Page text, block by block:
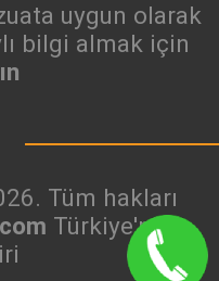
uygun olarak
bilgi almak için
Tüm hakları
Türkiye'nin